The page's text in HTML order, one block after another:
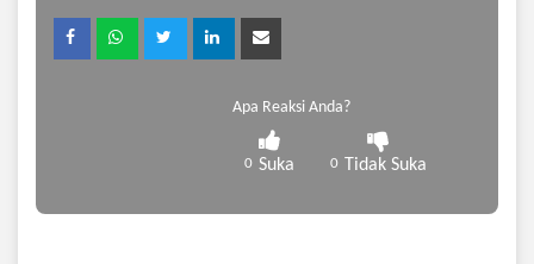
Apa Reaksi Anda?
0 Suka 0 Tidak Suka